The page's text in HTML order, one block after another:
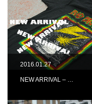
2016.01.27
NEW ARRIVAL – …